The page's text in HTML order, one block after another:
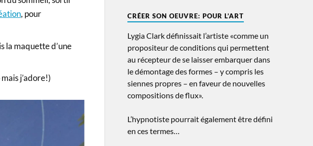
, pour
la maquette d’une
j’adore!)
CRÉER SON OEUVRE: POUR L’ART
Lygia Clark définissait l’artiste «comme un
propositeur de conditions qui permettent
au récepteur de se laisser embarquer dans
le démontage des formes – y compris les
siennes propres – en faveur de nouvelles
compositions de flux».
L’hypnotiste pourrait également être défini
en ces termes…